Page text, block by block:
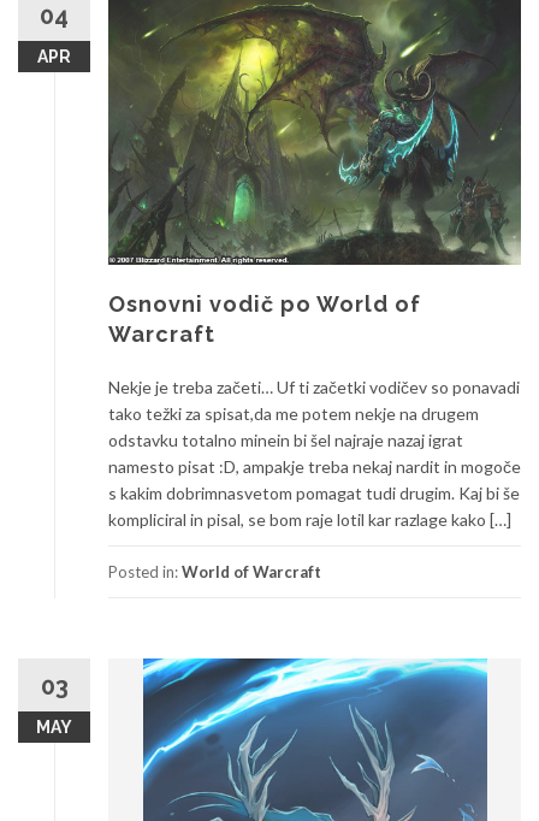
e
A
z
e
r
t
h
04
APR
Osnovni vodič po World of
Warcraft
Nekje je treba začeti… Uf ti začetki vodičev so ponavadi
tako težki za spisat,da me potem nekje na drugem
odstavku totalno minein bi šel najraje nazaj igrat
namesto pisat :D, ampakje treba nekaj nardit in mogoče
s kakim dobrimnasvetom pomagat tudi drugim. Kaj bi še
kompliciral in pisal, se bom raje lotil kar razlage kako […]
Posted in:World of Warcraft
03
MAY